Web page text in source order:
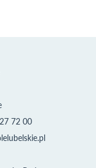
72 00